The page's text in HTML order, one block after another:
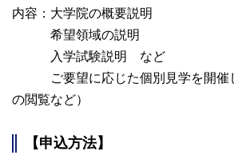
内容：大学院の概要説明
希望領域の説明
入学試験説明 など
ご要望に応じた個別見学を開催
の閲覧など）
【申込方法】